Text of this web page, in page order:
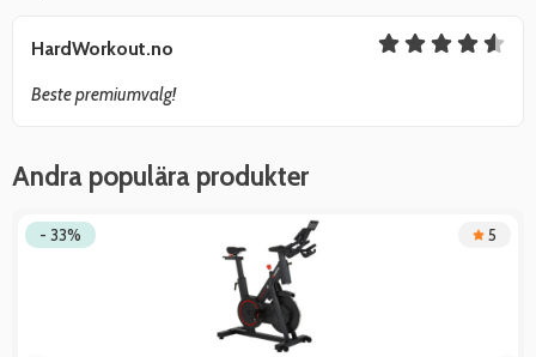
HardWorkout.no
Beste premiumvalg!
Andra populära produkter
- 33% 5